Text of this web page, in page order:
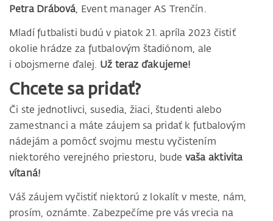
Petra Drábová, Event manager AS Trenčín.
Mladí futbalisti budú v piatok 21. apríla 2023 čistiť
okolie hrádze za futbalovým štadiónom, ale
i obojsmerne ďalej. Už teraz ďakujeme!
Chcete sa pridať?
Či ste jednotlivci, susedia, žiaci, študenti alebo
zamestnanci a máte záujem sa pridať k futbalovým
nádejám a pomôcť svojmu mestu vyčistením
niektorého verejného priestoru, budevaša aktivita
vítaná!
Váš záujem vyčistiť niektorú z lokalít v meste, nám,
prosím, oznámte. Zabezpečíme pre vás vrecia na